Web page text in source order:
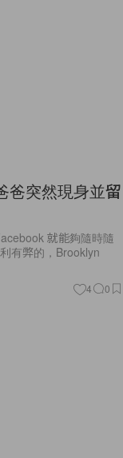
爸突然現身並留
就能夠隨時隨
有弊的，Brooklyn
4 0